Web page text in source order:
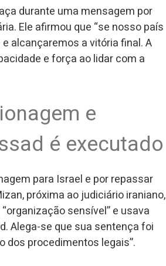
durante uma mensagem por
Ele afirmou que “se nosso país
alcançaremos a vitória final. A
e força ao lidar com a
e
é executado
para Israel e por repassar
próxima ao judiciário iraniano,
sensível” e usava
Alega-se que sua sentença foi
dos procedimentos legais”.